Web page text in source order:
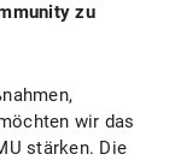
zu
wir das
stärken. Die